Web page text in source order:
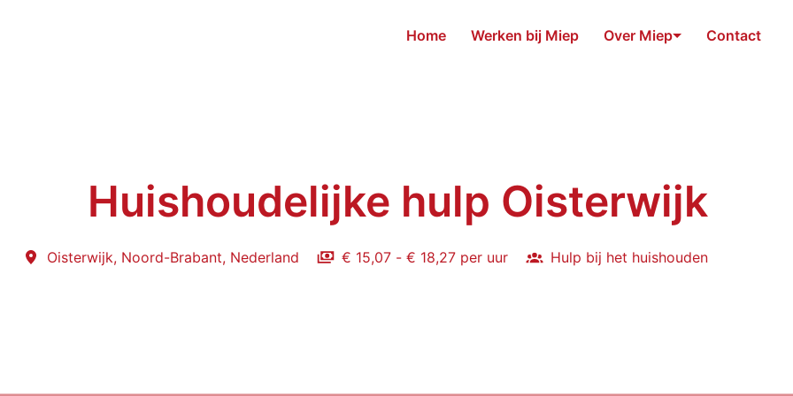
Home Werken bij Miep Over Miep Contact
Huishoudelijke hulp Oisterwijk
Oisterwijk, Noord-Brabant, Nederland € 15,07 - € 18,27 per uur Hulp bij het huishouden